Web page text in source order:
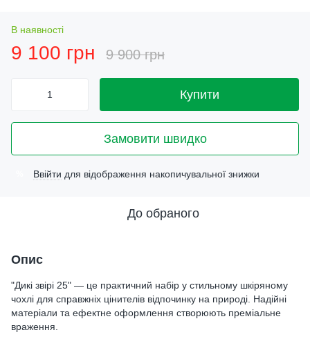
В наявності
9 100 грн 9 900 грн
Купити
Замовити швидко
Ввійти для відображення накопичувальної знижки
До обраного
Опис
"Дикі звірі 25" — це практичний набір у стильному шкіряному
чохлі для справжніх цінителів відпочинку на природі. Надійні
матеріали та ефектне оформлення створюють преміальне
враження.